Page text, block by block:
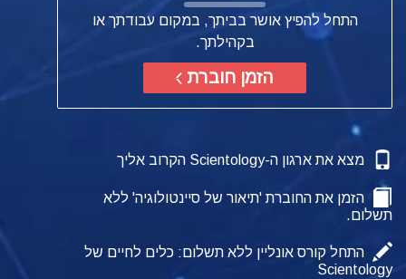
התחל להפיץ אושר בביתך, במקום עבודתך או
בקהילתך.
הזמן חוברת
מצא את ארגון ה-Scientology הקרוב אליך
הזמן את החוברת 'תיאור של סיינטולוגיה' ללא
תשלום.
התחל קורס אונליין ללא תשלום: כלים לחיים של
Scientology